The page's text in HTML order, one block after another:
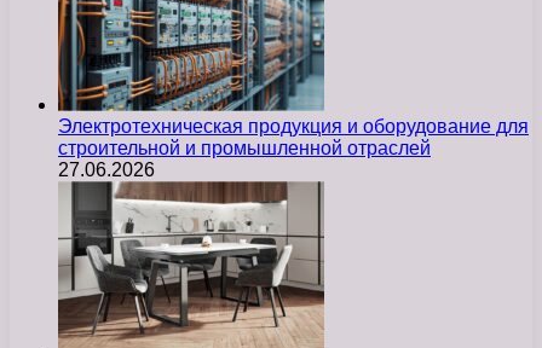
Электротехническая продукция и оборудование для
строительной и промышленной отраслей
27.06.2026